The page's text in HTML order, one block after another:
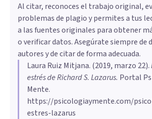
Al citar, reconoces el trabajo original,
problemas de plagio y permites a tus
a las fuentes originales para obtener
o verificar datos. Asegúrate siempre de
autores y de citar de forma adecuada.
Laura Ruiz Mitjana. (2019, marzo 22).
estrés de Richard S. Lazarus. Portal
Mente.
https://psicologiaymente.com/
estres-lazarus